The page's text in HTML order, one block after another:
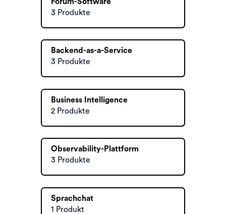
3 Produkte
Backend-as-a-Service
3 Produkte
Business Intelligence
2 Produkte
Observability-Plattform
3 Produkte
Sprachchat
1 Produkt